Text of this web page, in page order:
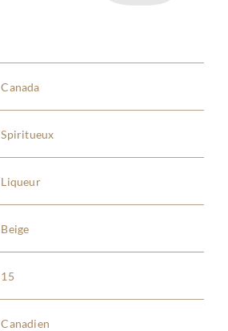
Canada
Spiritueux
Liqueur
Beige
15
Canadien